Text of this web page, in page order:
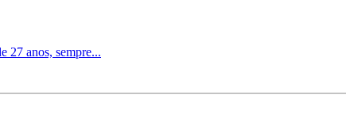
27 anos, sempre...